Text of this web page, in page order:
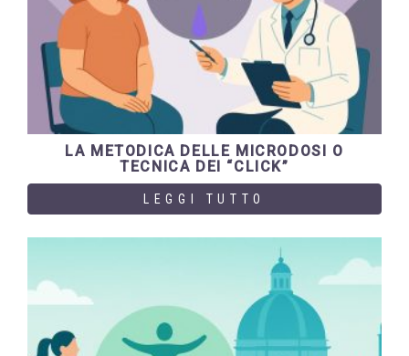
LA METODICA DELLE MICRODOSI O
TECNICA DEI “CLICK”
LEGGI TUTTO